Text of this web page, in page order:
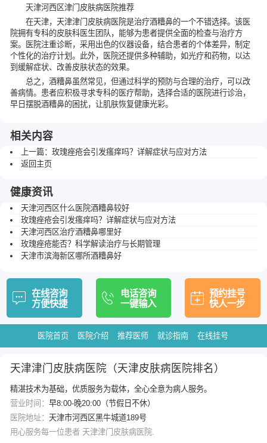
天津河西区津门皮肤病医院推荐
在天津，天津津门皮肤病医院是治疗酒糟鼻的一个不错选择。该医
院拥有专科的皮肤科医生团队，能够为患者提供全面的检查与治疗方
案。医院注重诊断，采用出色的仪器设备，结合患者的个体差异，制定
个性化的治疗计划。此外，医院还提供多种辅助，如光疗和药物，以达
到缓解症状、改善皮肤状态的效果。
总之，酒糟鼻虽然常见，但通过科学的预防与合理的治疗，可以改
善病情。患者应积极寻求专科的医疗帮助，选择合适的医院进行诊治，
早日摆脱酒糟鼻的困扰，让肌肤恢复健康光彩。
相关内容
上一篇： 玫瑰痤疮会引发瘙痒吗？详解症状与应对方法
返回主页
健康资讯
天津河西区什么医院酒糟鼻较好
玫瑰痤疮会引发瘙痒吗？详解症状与应对方法
天津河西区治疗酒糟鼻哪里好
玫瑰痤疮能否？科学解读治疗与长期管理
天津市滨海新区哪所酒糟鼻好
在线咨询
方便快捷
电话咨询
一键输入
预约挂号
快人一步
医院首页 医院介绍 推荐医师 就诊指南 在线挂号
天津津门皮肤病医院（天津皮肤病医院排名）
精湛技术为基础，优质服务为载体，全心全意为病人服务。
营业时间： 早8:00-晚20:00（节假日不休）
医院地址： 天津市河西区黑牛城道189号
用心服务每一位患者 天津津门皮肤病医院.